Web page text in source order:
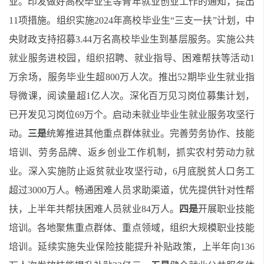
11项措施。组织实施2024年高校毕业生“三支一扶”计划，中
央财政支持招募3.44万名高校毕业生到基层服务。实施公共
就业服务进校园，组织招聘、就业指导、困难帮扶等活动1
万余场，服务毕业生超800万人次。推出52期毕业生就业指
导微课，阅读量超1亿人次。深化百万见习岗位募集计划，
已开发见习岗位69万个。启动未就业毕业生就业服务攻坚行
动。 三是统筹推进其他重点群体就业。完善劳务协作、技能
培训、劳务品牌、返乡创业工作机制，抓实农村劳动力就
业。深入实施防止返贫就业攻坚行动，6月底脱贫人口务工
超过3000万人。畅通困难人员求助渠道，优先提供针对性帮
扶，上半年共帮扶困难人员就业84万人。
四是开展职业技能
培训。各地聚焦重点群体、重点领域，组织大规模职业技能
培训。延续实施失业保险技能提升补贴政策，上半年向136